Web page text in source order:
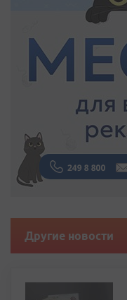
Другие новости